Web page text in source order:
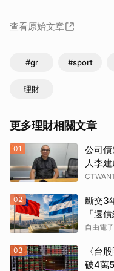
查看原始文章
#gr #sport
理財
更多理財相關文章
01
公司
人李
02
斷交3
「還
自由電
03
〈台
破4萬